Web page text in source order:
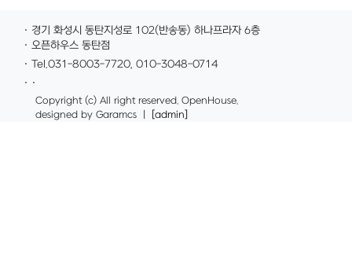
· 경기 화성시 동탄지성로 102(반송동) 하나프라자 6층
· 오픈하우스 동탄점
· Tel.031-8003-7720, 010-3048-0714
· ·
Copyright (c) All right reserved. OpenHouse.
designed by Garamcs ｜
[admin]